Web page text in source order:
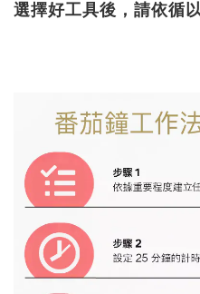
選擇好工具後，請依循